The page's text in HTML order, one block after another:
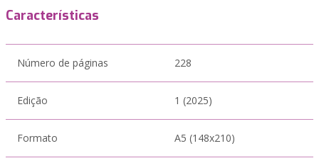
Características
Número de páginas 228
Edição 1 (2025)
Formato A5 (148x210)